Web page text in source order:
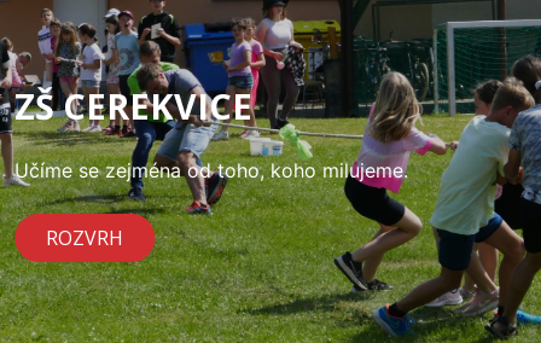
ZŠ CEREKVICE
Učíme se zejména od toho, koho milujeme.
ROZVRH